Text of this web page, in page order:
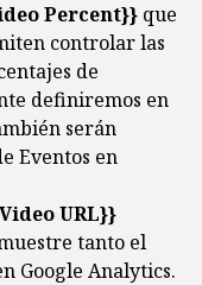
Percent}} que
controlar las
de
definiremos en
serán
Eventos en
URL}}
tanto el
Google Analytics.